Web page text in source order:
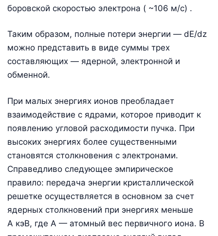
боровской скоростью электрона ( ~106 м/с) .
Таким образом, полные потери энергии — dЕ/dz
можно представить в виде суммы трех
составляющих — ядерной, электронной и
обменной.
При малых энергиях ионов преобладает
взаимодействие с ядрами, которое приводит к
появлению угловой расходимости пучка. При
высоких энергиях более существенными
становятся столкновения с электронами.
Справедливо следующее эмпирическое
правило: передача энергии кристаллической
решетке осуществляется в основном за счет
ядерных столкновений при энергиях меньше
А кэВ, где А — атомный вес первичного иона. В